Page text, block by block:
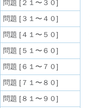
問題 [２１〜３０]
問題 [３１〜４０]
問題 [４１〜５０]
問題 [５１〜６０]
問題 [６１〜７０]
問題 [７１〜８０]
問題 [８１〜９０]